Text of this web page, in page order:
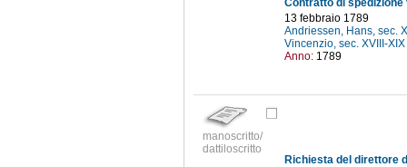
13 febbraio 1789
Andriessen, Hans, sec.
Vincenzio, sec. XVIII-XIX
Anno: 1789
manoscritto/
dattiloscritto